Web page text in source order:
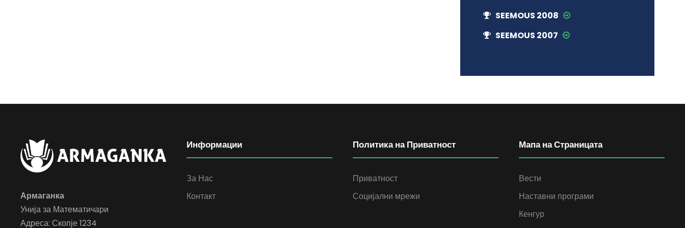
SEEMOUS 2008
SEEMOUS 2007
Армаганка
Унија за Математичари
Адреса: Скопје 1234
Информации
За Нас
Контакт
Политика на Приватност
Приватност
Социјални мрежи
Мапа на Страницата
Вести
Наставни програми
Кенгур